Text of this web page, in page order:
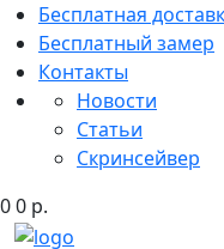
Бесплатная
Бесплатный замер
Контакты
Новости
Статьи
Скринсейвер
00 р.